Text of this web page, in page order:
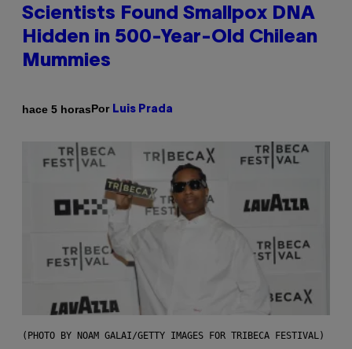
Scientists Found Smallpox DNA
Hidden in 500-Year-Old Chilean
Mummies
hace 5 horasPor Luis Prada
(PHOTO BY NOAM GALAI/GETTY IMAGES FOR TRIBECA FESTIVAL)